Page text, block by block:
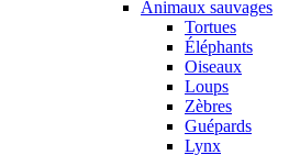
Animaux sauvages
Tortues
Éléphants
Oiseaux
Loups
Zèbres
Guépards
Lynx